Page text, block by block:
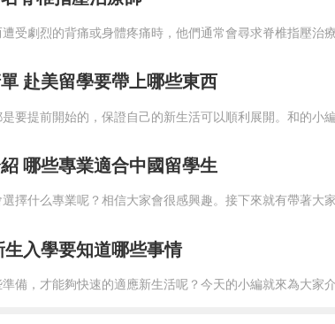
赴美留學要帶上哪些東西
哪些專業適合中國留學生
入學要知道哪些事情